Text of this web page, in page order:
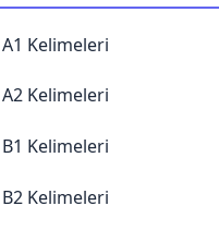
A1 Kelimeleri
A2 Kelimeleri
B1 Kelimeleri
B2 Kelimeleri